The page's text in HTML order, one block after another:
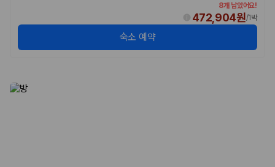
8개 남았어요!
472,904원/1박
숙소 예약